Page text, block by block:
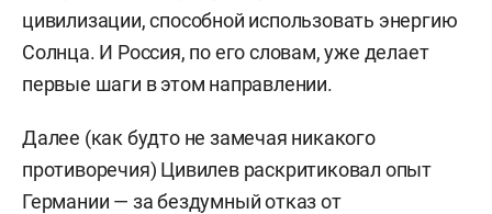
цивилизации, способной использовать энергию
Солнца. И Россия, по его словам, уже делает
первые шаги в этом направлении.
Далее (как будто не замечая никакого
противоречия) Цивилев раскритиковал опыт
Германии — за бездумный отказ от